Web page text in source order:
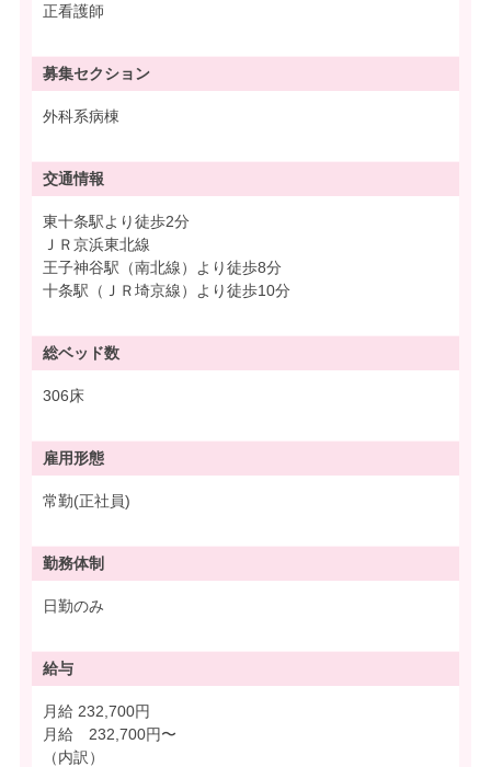
正看護師
募集セクション
外科系病棟
交通情報
東十条駅より徒歩2分
ＪＲ京浜東北線
王子神谷駅（南北線）より徒歩8分
十条駅（ＪＲ埼京線）より徒歩10分
総ベッド数
306床
雇用形態
常勤(正社員)
勤務体制
日勤のみ
給与
月給 232,700円
月給 232,700円〜
（内訳）